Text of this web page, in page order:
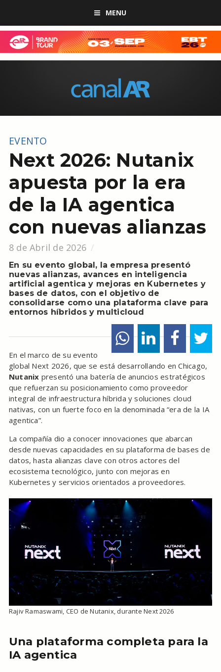
MENU
EVENTO
Next 2026: Nutanix
apuesta por la era
de la IA agentica
con nuevas alianzas
8 de Abril de 2026
En su evento global, la empresa presentó
nuevas alianzas, avances en inteligencia
artificial agentica y mejoras en Kubernetes y
bases de datos, con el objetivo de
consolidarse como una plataforma clave para
entornos híbridos y multicloud
En el marco de su evento
global Next 2026, que se está desarrollando en Chicago,
Nutanix presentó una batería de anuncios estratégicos
que refuerzan su posicionamiento como proveedor
integral de infraestructura híbrida y soluciones cloud
nativas, con un fuerte foco en la denominada “era de la IA
agentica”.
La compañía dio a conocer innovaciones que abarcan
desde nuevas capacidades en su plataforma de bases de
datos, hasta alianzas clave con otros actores del
ecosistema tecnológico, junto con mejoras en
Kubernetes y servicios orientados a proveedores.
Rajiv Ramaswami, CEO de Nutanix, durante Next 2026
Una plataforma completa para la
IA agentica